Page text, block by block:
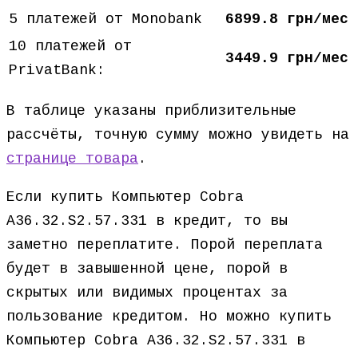
5 платежей от Monobank
6899.8 грн/мес
10 платежей от
PrivatBank:
3449.9 грн/мес
В таблице указаны приблизительные
рассчёты, точную сумму можно увидеть на
странице товара .
Если купить Компьютер Cobra
A36.32.S2.57.331 в кредит, то вы
заметно переплатите. Порой переплата
будет в завышенной цене, порой в
скрытых или видимых процентах за
пользование кредитом. Но можно купить
Компьютер Cobra A36.32.S2.57.331 в